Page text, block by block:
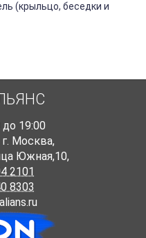
(крыльцо, беседки и
19:00
г. Москва,
Южная,10,
2101
8303